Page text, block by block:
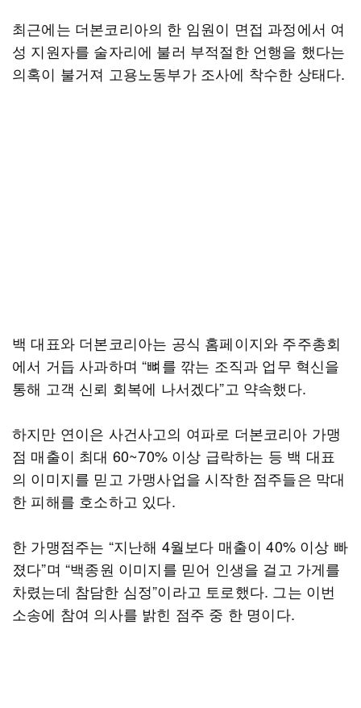
최근에는 더본코리아의 한 임원이 면접 과정에서 여
성 지원자를 술자리에 불러 부적절한 언행을 했다는
의혹이 불거져 고용노동부가 조사에 착수한 상태다.
백 대표와 더본코리아는 공식 홈페이지와 주주총회
에서 거듭 사과하며 “뼈를 깎는 조직과 업무 혁신을
통해 고객 신뢰 회복에 나서겠다”고 약속했다.
하지만 연이은 사건사고의 여파로 더본코리아 가맹
점 매출이 최대 60~70% 이상 급락하는 등 백 대표
의 이미지를 믿고 가맹사업을 시작한 점주들은 막대
한 피해를 호소하고 있다.
한 가맹점주는 “지난해 4월보다 매출이 40% 이상 빠
졌다”며 “백종원 이미지를 믿어 인생을 걸고 가게를
차렸는데 참담한 심정”이라고 토로했다. 그는 이번
소송에 참여 의사를 밝힌 점주 중 한 명이다.